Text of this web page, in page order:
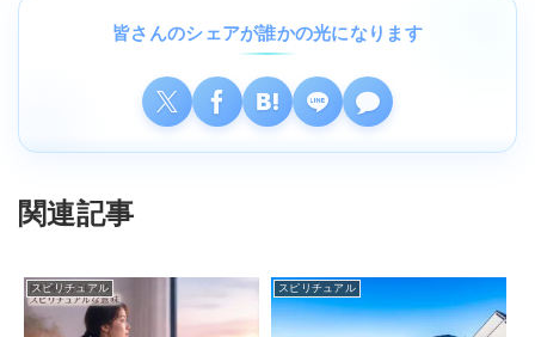
皆さんのシェアが誰かの光になります
関連記事
スピリチュアル スピリチュアル